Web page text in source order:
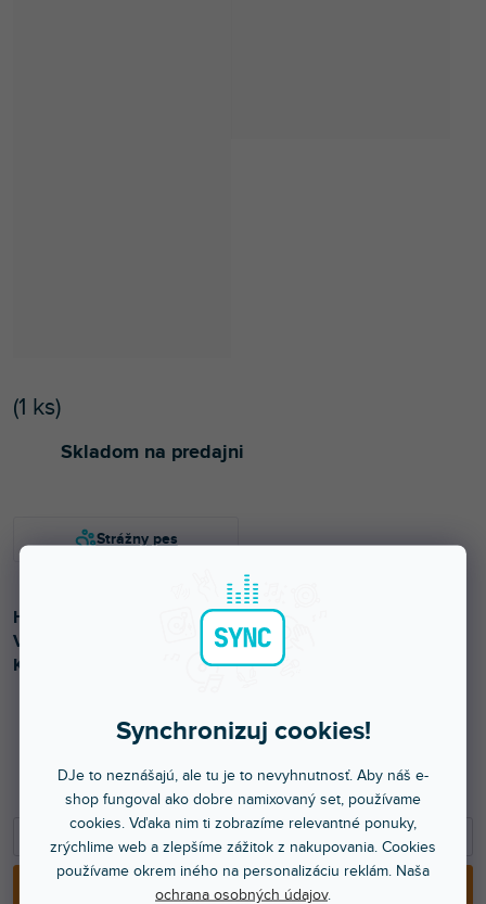
Synchronizuj cookies!
DJe to neznášajú, ale tu je to nevyhnutnosť. Aby náš e-
shop fungoval ako dobre namixovaný set, používame
cookies. Vďaka nim ti zobrazíme relevantné ponuky,
zrýchlime web a zlepšíme zážitok z nakupovania. Cookies
používame okrem iného na personalizáciu reklám. Naša
ochrana osobných údajov.
370 €
Skladom na predajni
(1 ks)
PRIDAŤ DO KOŠÍKA
Hybridné In-Ear-Monitory strednej triedy s 5 meničmi.
Vymeniteľné zvukové trubice, postriebrený kábel 1,3 m.
Konektor slúchadiel MMCX.